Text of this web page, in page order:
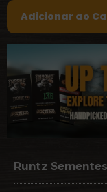
Runtz